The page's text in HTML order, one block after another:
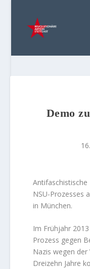
Demo
NSU-Prozesses
in München.
Im Frühjahr
Prozess gegen
Nazis wegen der
Dreizehn Jahre